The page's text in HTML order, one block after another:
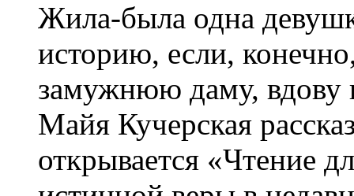
Жила-была одна
историю, если,
замужнюю даму, вдову
Майя Кучерская
открывается «Чтение